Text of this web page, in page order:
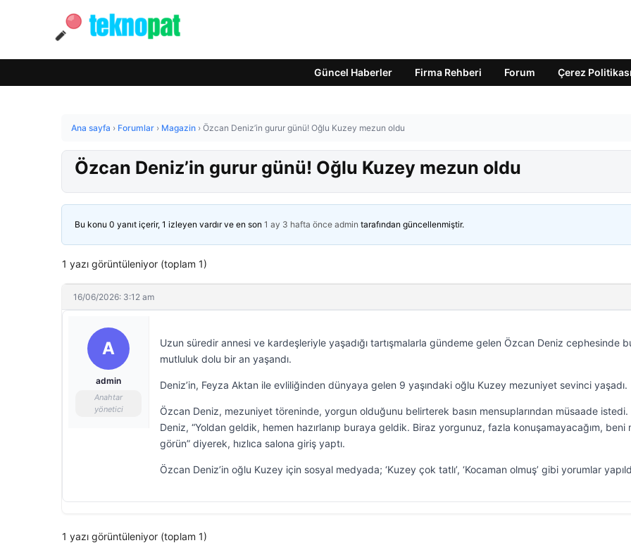
Güncel Haberler Firma Rehberi Forum Çerez Politikası
Ana sayfa › Forumlar › Magazin › Özcan Deniz’in gurur günü! Oğlu Kuzey mezun oldu
Özcan Deniz’in gurur günü! Oğlu Kuzey mezun oldu
Bu konu 0 yanıt içerir, 1 izleyen vardır ve en son 1 ay 3 hafta önce admin tarafından güncellenmiştir.
1 yazı görüntüleniyor (toplam 1)
16/06/2026: 3:12 am
A
admin
Anahtar
yönetici
Uzun süredir annesi ve kardeşleriyle yaşadığı tartışmalarla gündeme gelen Özcan Deniz cephesinde
mutluluk dolu bir an yaşandı.
Deniz’in, Feyza Aktan ile evliliğinden dünyaya gelen 9 yaşındaki oğlu Kuzey mezuniyet sevinci yaşadı.
Özcan Deniz, mezuniyet töreninde, yorgun olduğunu belirterek basın mensuplarından müsaade istedi.
Deniz, “Yoldan geldik, hemen hazırlanıp buraya geldik. Biraz yorgunuz, fazla konuşamayacağım, beni
görün” diyerek, hızlıca salona giriş yaptı.
Özcan Deniz’in oğlu Kuzey için sosyal medyada; ‘Kuzey çok tatlı’, ‘Kocaman olmuş’ gibi yorumlar
1 yazı görüntüleniyor (toplam 1)